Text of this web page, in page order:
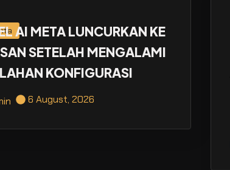
AI META LUNCURKAN KE
SETELAH MENGALAMI
KONFIGURASI
6 August, 2026